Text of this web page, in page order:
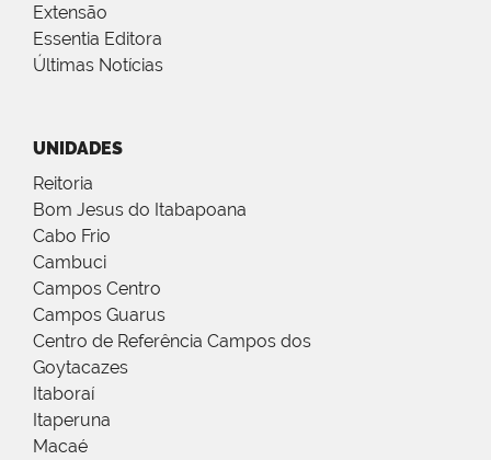
Extensão
Essentia Editora
Últimas Notícias
UNIDADES
Reitoria
Bom Jesus do Itabapoana
Cabo Frio
Cambuci
Campos Centro
Campos Guarus
Centro de Referência Campos dos
Goytacazes
Itaboraí
Itaperuna
Macaé